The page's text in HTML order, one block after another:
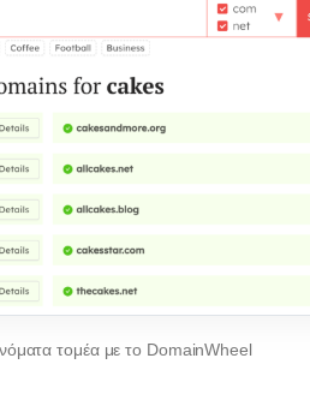
τομέα με το DomainWheel